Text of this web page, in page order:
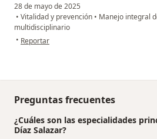
28 de mayo de 2025
• Vitalidad y prevención • Manejo integral
multidisciplinario
• en opinión del usuario Edwin Betancourt
Reportar
Preguntas frecuentes
¿Cuáles son las especialidades
Díaz Salazar?